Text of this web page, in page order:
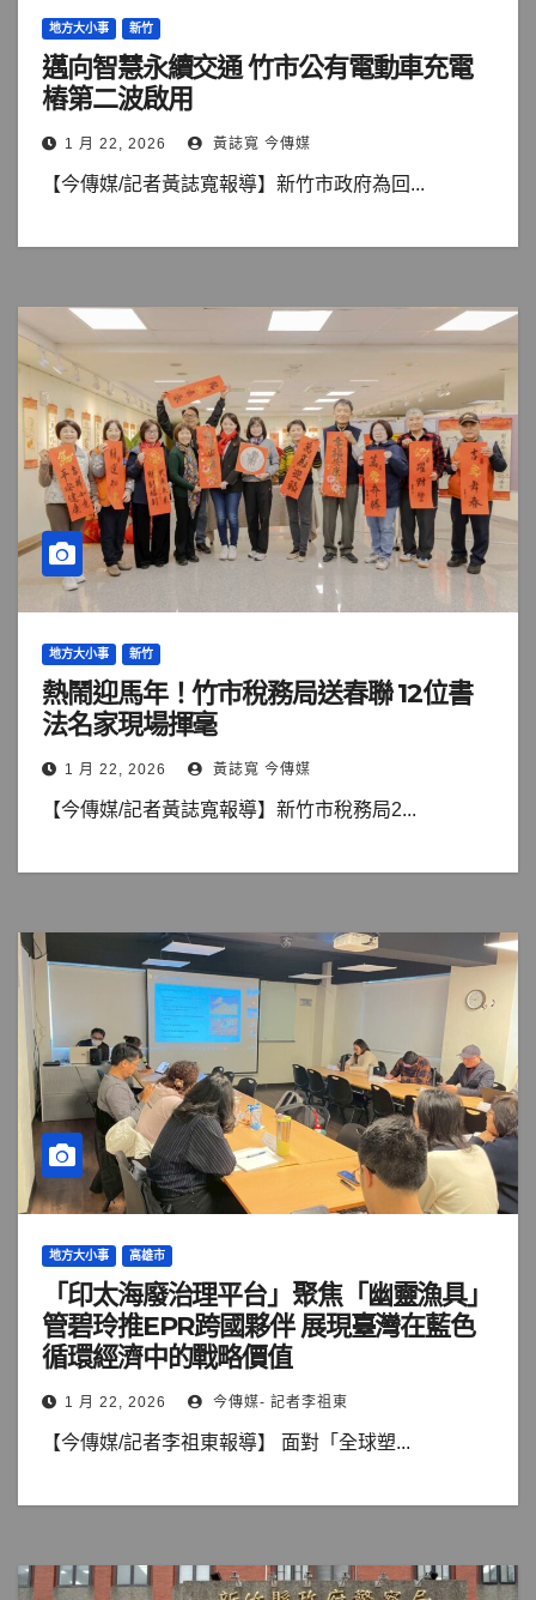
地方大小事 新竹
邁向智慧永續交通 竹市公有電動車充電
樁第二波啟用
1 月 22, 2026 黃誌寬 今傳媒
【今傳媒/記者黃誌寬報導】新竹市政府為回...
地方大小事 新竹
熱鬧迎馬年！竹市稅務局送春聯 12位書
法名家現場揮毫
1 月 22, 2026 黃誌寬 今傳媒
【今傳媒/記者黃誌寬報導】新竹市稅務局2...
地方大小事 高雄市
「印太海廢治理平台」聚焦「幽靈漁具」
管碧玲推EPR跨國夥伴 展現臺灣在藍色
循環經濟中的戰略價值
1 月 22, 2026 今傳媒- 記者李祖東
【今傳媒/記者李祖東報導】 面對「全球塑...